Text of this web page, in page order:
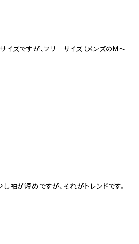
ズですが、フリーサイズ（メンズのM～
袖が短めですが、それがトレンドです。